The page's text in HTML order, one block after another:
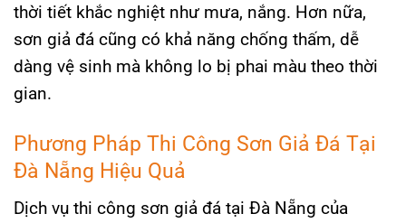
thời tiết khắc nghiệt như mưa, nắng. Hơn nữa,
sơn giả đá cũng có khả năng chống thấm, dễ
dàng vệ sinh mà không lo bị phai màu theo thời
gian.
Phương Pháp Thi Công Sơn Giả Đá Tại
Đà Nẵng Hiệu Quả
Dịch vụ thi công sơn giả đá tại Đà Nẵng của